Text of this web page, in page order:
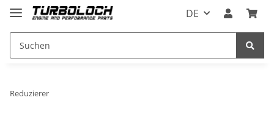
DE
Reduzierer